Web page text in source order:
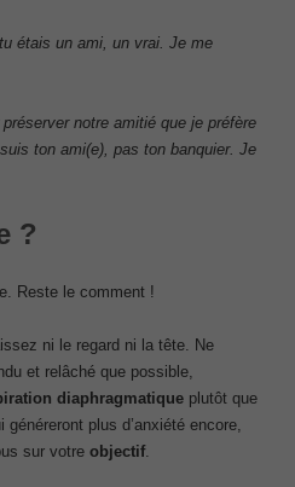
étais un ami, un vrai. Je me
notre amitié que je préfère
ton ami(e), pas ton banquier. Je
?
Reste le comment !
ni le regard ni la tête. Ne
et relâché que possible,
diaphragmatique plutôt que
plus d’anxiété encore,
sur votre objectif.